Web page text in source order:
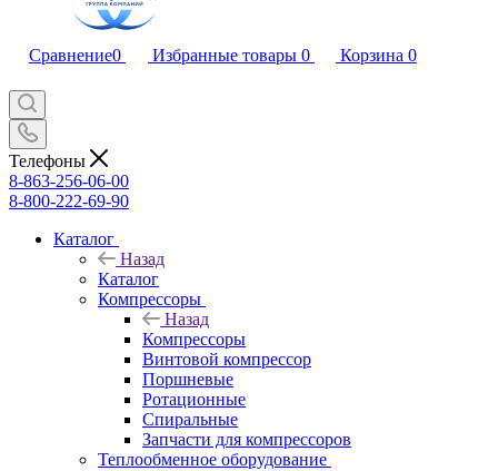
Сравнение0 Избранные товары 0 Корзина 0
Телефоны
8-863-256-06-00
8-800-222-69-90
Каталог
Назад
Каталог
Компрессоры
Назад
Компрессоры
Винтовой компрессор
Поршневые
Ротационные
Спиральные
Запчасти для компрессоров
Теплообменное оборудование